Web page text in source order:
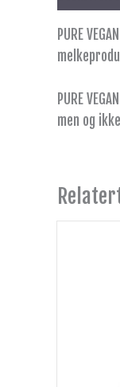
PURE
PURE
men og